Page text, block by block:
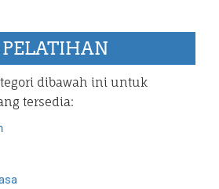
dibawah ini untuk
tersedia: